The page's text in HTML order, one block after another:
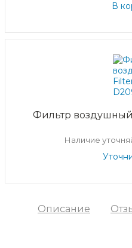
В
Фильтр
Наличие
Описание